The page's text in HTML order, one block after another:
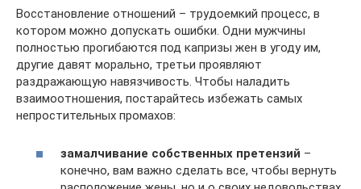
Восстановление отношений – трудоемкий процесс, в
котором можно допускать ошибки. Одни мужчины
полностью прогибаются под капризы жен в угоду им,
другие давят морально, третьи проявляют
раздражающую навязчивость. Чтобы наладить
взаимоотношения, постарайтесь избежать самых
непростительных промахов:
замалчивание собственных претензий –
конечно, вам важно сделать все, чтобы вернуть